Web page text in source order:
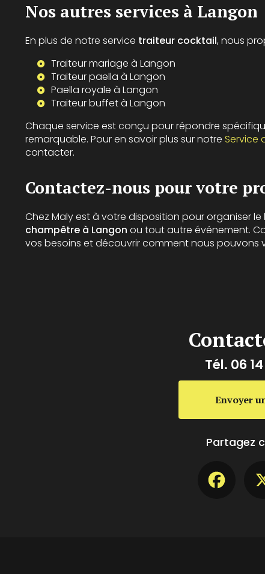
Nos autres services à Langon
En plus de notre service traiteur cocktail, nous
Traiteur mariage à Langon
Traiteur paella à Langon
Paella royale à Langon
Traiteur buffet à Langon
Chaque service est conçu pour répondre
remarquable. Pour en savoir plus sur notre Service
contacter.
Contactez-nous pour votre
Chez Maly est à votre disposition pour organiser le
champêtre à Langon ou tout autre événement.
vos besoins et découvrir comment nous pouvons
Tél. 06
Envoyer
Partagez